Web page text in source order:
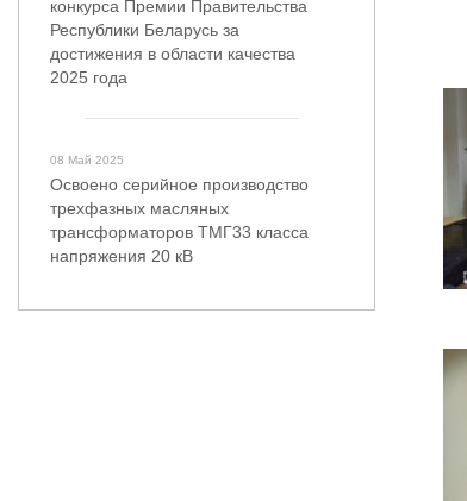
конкурса Премии Правительства
Республики Беларусь за
достижения в области качества
2025 года
08 Май 2025
Освоено серийное производство
трехфазных масляных
трансформаторов ТМГ33 класса
напряжения 20 кВ